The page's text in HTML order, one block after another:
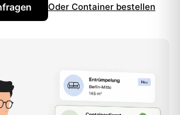
Oder Container bestellen